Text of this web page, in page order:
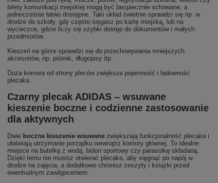
bilety komunikacji miejskiej mogą być bezpiecznie schowane, a
jednocześnie łatwo dostępne. Taki układ świetnie sprawdzi się np. w
drodze do szkoły, gdy często sięgasz po kartę miejską, lub na
wycieczce, gdzie liczy się szybki dostęp do dokumentów i małych
przedmiotów.
Kieszeń na górze sprawdzi się do przechowywania mniejszych
akcesoriów, np. piórnik, długopisy itp.
Duża komora od strony pleców zwiększa pojemność i ładowność
plecaka.
Czarny plecak ADIDAS – wsuwane
kieszenie boczne i codzienne zastosowanie
dla aktywnych
Dwie boczne kieszenie wsuwane zwiększają funkcjonalność plecaka i
ułatwiają utrzymanie porządku wewnątrz komory głównej. To idealne
miejsce na butelkę z wodą, bidon sportowy czy parasolkę składaną.
Dzięki temu nie musisz otwierać plecaka, aby sięgnąć po napój w
drodze na zajęcia, a dodatkowo chronisz zeszyty i książki przed
ewentualnym zawilgoceniem.